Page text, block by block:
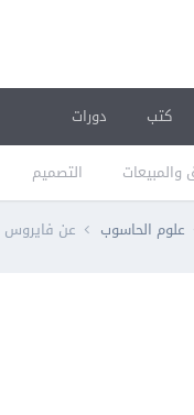
والمبيعات التصميم
كتب دورات
علوم الحاسوب عن فايروس